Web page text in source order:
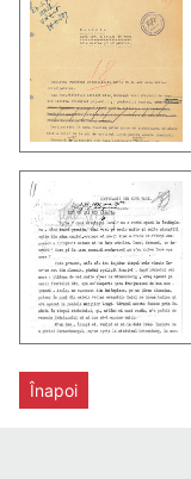
Înapoi